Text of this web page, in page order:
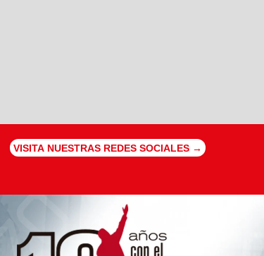
VISITA NUESTRAS REDES SOCIALES →